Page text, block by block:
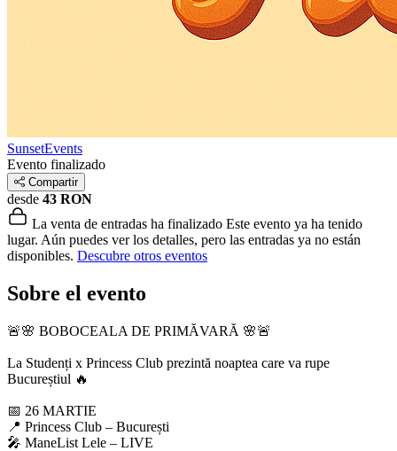
SunsetEvents
Evento finalizado
Compartir
desde 43 RON
La venta de entradas ha finalizado Este evento ya ha tenido
lugar. Aún puedes ver los detalles, pero las entradas ya no están
disponibles. Descubre otros eventos
Sobre el evento
🚨🌸 BOBOCEALA DE PRIMĂVARĂ 🌸🚨
La Studenți x Princess Club prezintă noaptea care va rupe
Bucureștiul 🔥
📅 26 MARTIE
📍 Princess Club – București
🎤 ManeList Lele – LIVE